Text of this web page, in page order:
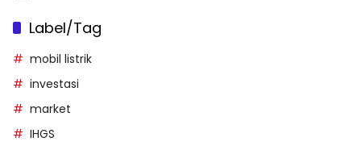
Label/Tag
mobil listrik
investasi
market
IHGS